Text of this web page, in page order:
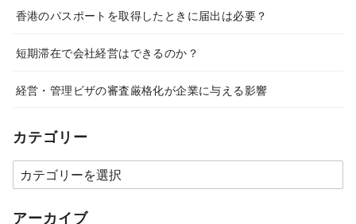
香港のパスポートを取得したときに届出は必要？
短期滞在で会社経営はできるのか？
経営・管理ビザの審査厳格化が企業に与える影響
カテゴリー
カ
テ
ゴ
アーカイブ